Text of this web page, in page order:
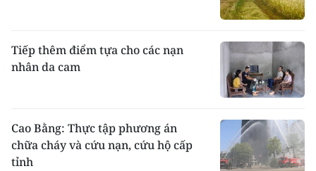
Tiếp thêm điểm tựa cho các nạn
nhân da cam
Cao Bằng: Thực tập phương án
chữa cháy và cứu nạn, cứu hộ cấp
tỉnh